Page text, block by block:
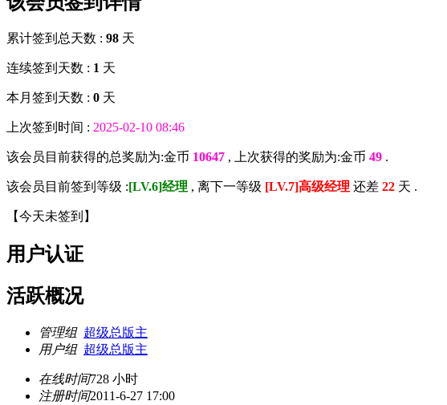
累计签到总天数 : 98 天
连续签到天数 : 1 天
本月签到天数 : 0 天
上次签到时间 : 2025-02-10 08:46
该会员目前获得的总奖励为:金币 10647 , 上次获得的奖励为:金币 49 .
该会员目前签到等级 :[LV.6]经理 , 离下一等级 [LV.7]高级经理 还差 22 天 .
【今天未签到 】
用户认证
活跃概况
管理组 超级总版主
用户组 超级总版主
在线时间728 小时
注册时间2011-6-27 17:00